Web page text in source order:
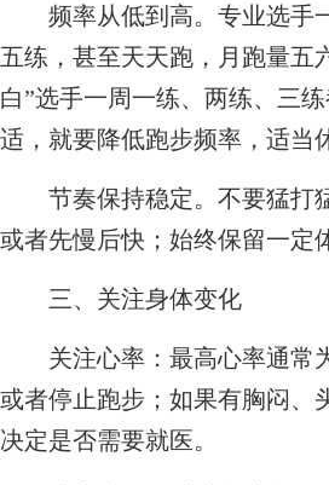
频率从低到高。专业选手一
五练，甚至天天跑，月跑量五
白”选手一周一练、两练、三
适，就要降低跑步频率，适当
节奏保持稳定。不要猛打猛
或者先慢后快；始终保留一定
三、关注身体变化
关注心率：最高心率通常为
或者停止跑步；如果有胸闷、
决定是否需要就医。